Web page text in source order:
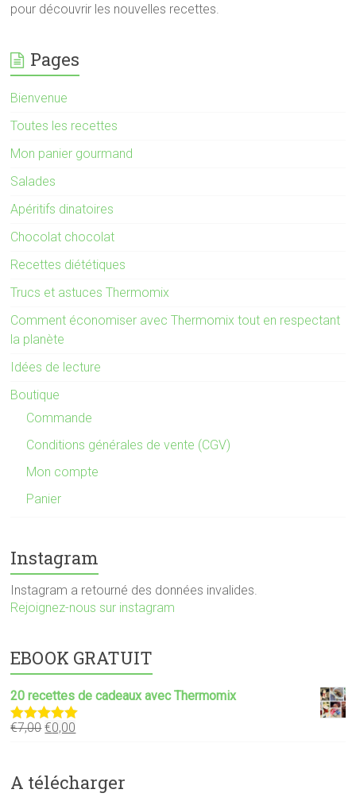
pour découvrir les nouvelles recettes.
Pages
Bienvenue
Toutes les recettes
Mon panier gourmand
Salades
Apéritifs dinatoires
Chocolat chocolat
Recettes diététiques
Trucs et astuces Thermomix
Comment économiser avec Thermomix tout en respectant
la planète
Idées de lecture
Boutique
Commande
Conditions générales de vente (CGV)
Mon compte
Panier
Instagram
Instagram a retourné des données invalides.
Rejoignez-nous sur instagram
EBOOK GRATUIT
20 recettes de cadeaux avec Thermomix
Note5.00
€7,00 €0,00
A télécharger